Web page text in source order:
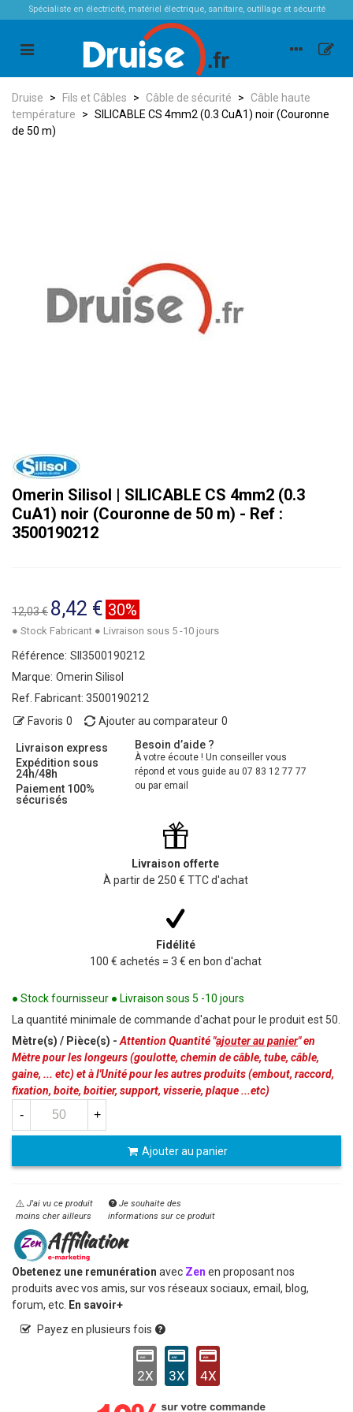
Spécialiste en électricité, matériel électrique, sanitaire, outillage et sécurité
Druise > Fils et Câbles > Câble de sécurité >
Câble haute
température
> SILICABLE CS 4mm2 (0.3 CuA1) noir (Couronne
de 50 m)
Omerin Silisol | SILICABLE CS 4mm2 (0.3
CuA1) noir (Couronne de 50 m) - Ref :
3500190212
12,03 € 8,42 € 30%
● Stock Fabricant ● Livraison sous 5 -10 jours
Référence: SII3500190212
Marque: Omerin Silisol
Ref. Fabricant: 3500190212
Favoris 0 Ajouter au comparateur 0
Livraison express
Expédition sous
24h/48h
Paiement 100%
sécurisés
Besoin d’aide ?
À votre écoute ! Un conseiller vous
répond et vous guide au 07 83 12 77 77
ou par email
Livraison offerte
À partir de 250 € TTC d'achat
Fidélité
100 € achetés = 3 € en bon d'achat
● Stock fournisseur ● Livraison sous 5 -10 jours
La quantité minimale de commande d'achat pour le produit est 50.
Mètre(s) / Pièce(s) - Attention Quantité "ajouter au panier" en
Mètre pour les longeurs (goulotte, chemin de câble, tube, câble,
gaine, ... etc) et à l'Unité pour les autres produits (embout, raccord,
fixation, boite, boitier, support, visserie, plaque ...etc)
- +
Ajouter au panier
J'ai vu ce produit
moins cher ailleurs
Je souhaite des
informations sur ce produit
Obetenez une remunération avec Zen en proposant nos
produits avec vos amis, sur vos réseaux sociaux, email, blog,
forum, etc. En savoir+
Payez en plusieurs fois
2X 3X 4X